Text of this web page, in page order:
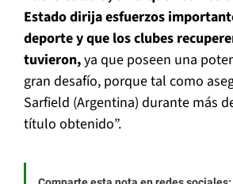
Estado dirija esfuerzos
deporte y que los clubes
tuvieron,ya que poseen una
gran desafío, porque tal como
Sarfield (Argentina) durante más
título obtenido”.